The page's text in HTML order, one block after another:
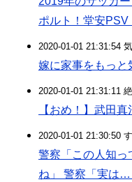
ポルト！堂安PSV
2020-01-01 21:31:54
嫁に家事をもっと
2020-01-01 21:31:11
【おめ！】武田
2020-01-01 21:30:50
警察「この人知っ
ね」 警察「実は…